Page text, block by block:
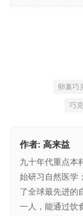
卵巢巧
巧
作者: 高来益
九十年代重点本
始研习自然医学
了全球最先进的
一人，能通过饮